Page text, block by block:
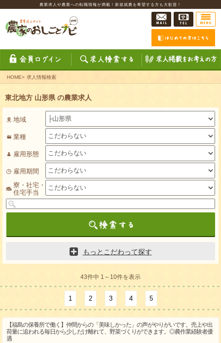
農業求人や農業への転職情報が満載！新規就農を希望する方も大歓迎！
HOME> 求人情報検索
東北地方 山形県 の農業求人
地域
業種
雇用形態
雇用期間
寮・社宅・
住宅手当
もっとこだわって探す
43件中 1～10件を表示
1 2 3 4 5
【福島の保養所で働く】仲間からの「美味しかった」の声がやりがいです。売上や出
荷量に追われる毎日から少しだけ離れて、野菜づくりができます。◎農作業経験者優
遇